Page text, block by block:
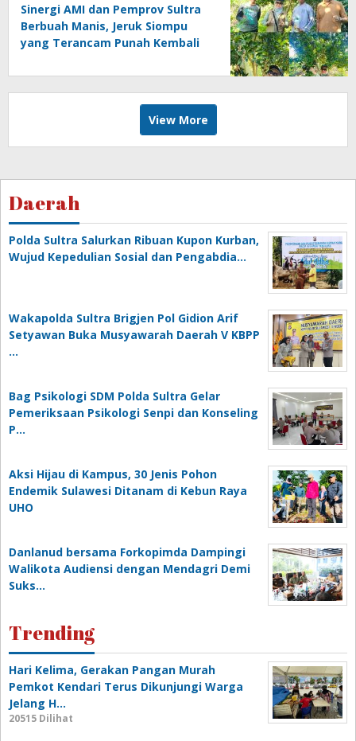
Sinergi AMI dan Pemprov Sultra
Berbuah Manis, Jeruk Siompu
yang Terancam Punah Kembali
View More
Daerah
Polda Sultra Salurkan Ribuan Kupon Kurban,
Wujud Kepedulian Sosial dan Pengabdia…
Wakapolda Sultra Brigjen Pol Gidion Arif
Setyawan Buka Musyawarah Daerah V KBPP
…
Bag Psikologi SDM Polda Sultra Gelar
Pemeriksaan Psikologi Senpi dan Konseling
P…
‎Aksi Hijau di Kampus, 30 Jenis Pohon
Endemik Sulawesi Ditanam di Kebun Raya
UHO
Danlanud bersama Forkopimda Dampingi
Walikota Audiensi dengan Mendagri Demi
Suks…
Trending
Hari Kelima, Gerakan Pangan Murah
Pemkot Kendari Terus Dikunjungi Warga
Jelang H…
20515 Dilihat